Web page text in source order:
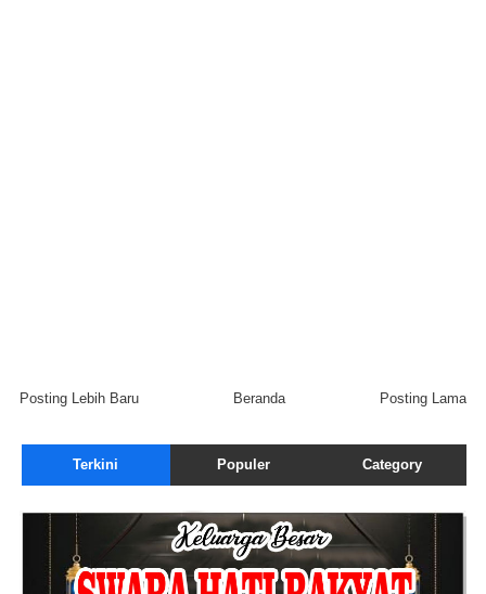
Posting Lebih Baru Posting Lama
Beranda
Terkini Populer Category